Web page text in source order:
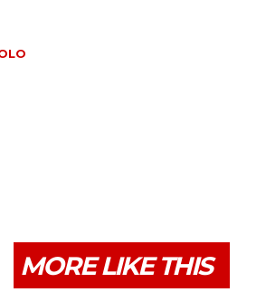
MORE LIKE THIS